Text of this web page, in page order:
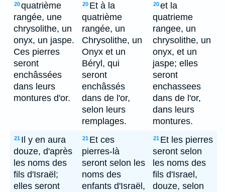
20quatrième
rangée, une
chrysolithe, un
onyx, un jaspe.
Ces pierres
seront
enchâssées
dans leurs
montures d'or.
20 Et à la
quatrième
rangée, un
Chrysolithe, un
Onyx et un
Béryl, qui
seront
enchâssés
dans de l'or,
selon leurs
remplages.
20et la
quatrieme
rangee, un
chrysolithe, un
onyx, et un
jaspe; elles
seront
enchassees
dans de l'or,
dans leurs
montures.
21 Il y en aura
douze, d'après
les noms des
fils d'Israël;
elles seront
21 Et ces
pierres-là
seront selon les
noms des
enfants d'Israël,
21 Et les pierres
seront selon
les noms des
fils d'Israel,
douze, selon